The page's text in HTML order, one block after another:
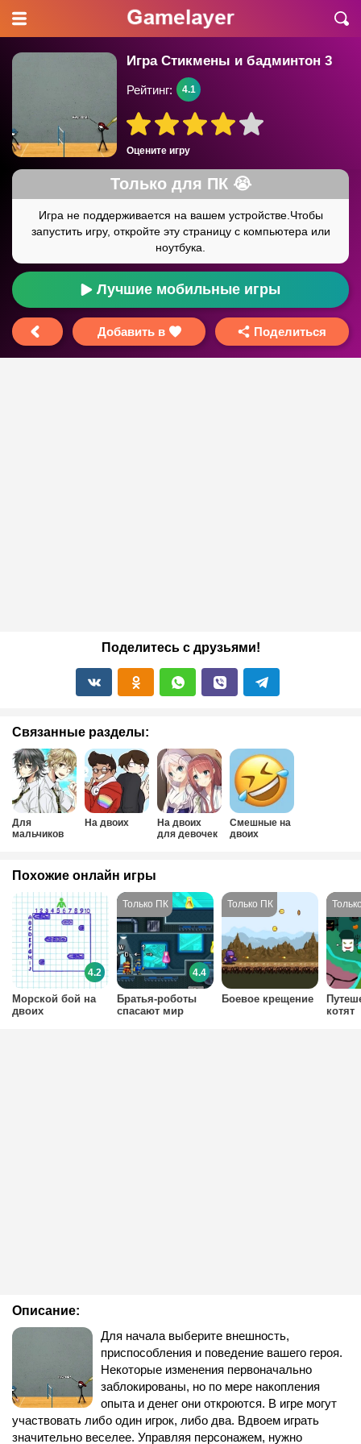
Игра Стикмены и бадминтон 3
Оцените игру
Рейтинг: 4.1
Лучшие мобильные игры
Добавить в Поделиться
Поделитесь с друзьями!
Связанные разделы:
Для
мальчиков
На двоих
На двоих
для девочек
Смешные на
двоих
Описание:
Для начала выберите внешность,
приспособления и поведение вашего героя.
Некоторые изменения первоначально
заблокированы, но по мере накопления
опыта и денег они откроются. В игре могут
участвовать либо один игрок, либо два. Вдвоем играть
значительно веселее. Управляя персонажем, нужно
Похожие онлайн игры
Братья-роботы
спасают мир
4.4
Боевое крещение
котят
Морской бой на
двоих
4.2